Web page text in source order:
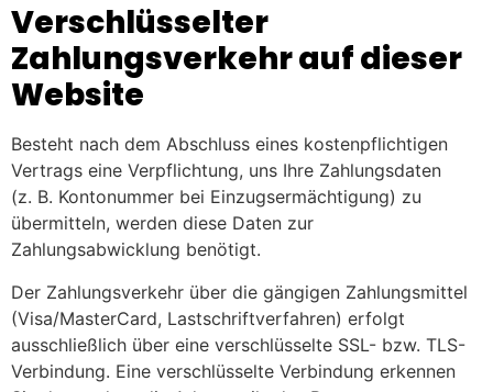
Verschlüsselter
Zahlungsverkehr auf dieser
Website
Besteht nach dem Abschluss eines kostenpflichtigen
Vertrags eine Verpflichtung, uns Ihre Zahlungsdaten
(z. B. Kontonummer bei Einzugsermächtigung) zu
übermitteln, werden diese Daten zur
Zahlungsabwicklung benötigt.
Der Zahlungsverkehr über die gängigen Zahlungsmittel
(Visa/MasterCard, Lastschriftverfahren) erfolgt
ausschließlich über eine verschlüsselte SSL- bzw. TLS-
Verbindung. Eine verschlüsselte Verbindung erkennen